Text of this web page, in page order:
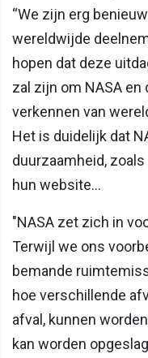
“We zijn erg
wereldwijde
hopen dat deze
zal zijn om NASA
verkennen van
Het is duidelijk dat
duurzaamheid,
hun website…
"NASA zet zich in
Terwijl we ons
bemande
hoe verschillende
afval, kunnen
kan worden